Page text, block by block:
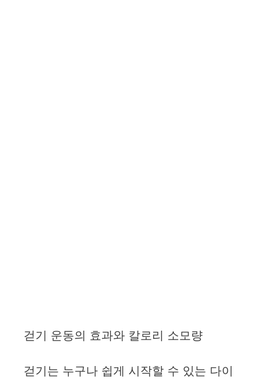
걷기 운동의 효과와 칼로리 소모량
걷기는 누구나 쉽게 시작할 수 있는 다이